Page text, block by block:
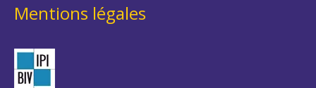
Mentions légales